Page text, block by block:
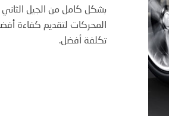
بشكل كامل من الجيل الثاني
المحركات لتقديم كفاءة
تكلفة أفضل.